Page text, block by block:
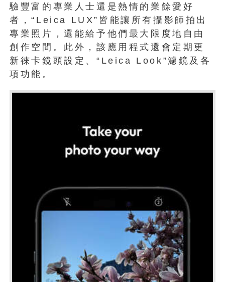
驗豐富的專業人士還是熱情的業餘愛好
者，“Leica LUX”皆能讓所有攝影師拍出
專業照片，還能給予他們最大限度地自由
創作空間。此外，該應用程式還會定期更
新徠卡鏡頭設定、“Leica Look”濾鏡及各
項功能。